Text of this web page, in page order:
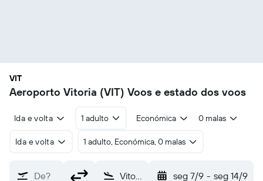
VIT
Aeroporto Vitoria (VIT) Voos e estado dos voos
Ida e volta 1 adulto Económica 0 malas
Ida e volta 1 adulto, Económica, 0 malas
De? Vitoria (VIT) seg 7/9 - seg 14/9